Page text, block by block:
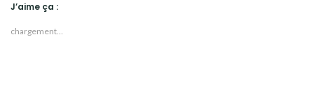
J’aime ça :
chargement…